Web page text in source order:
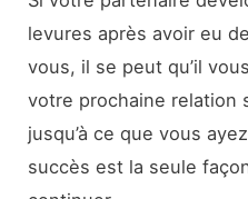
levures après avoir eu
vous, il se peut qu’il
votre prochaine relation
jusqu’à ce que vous
succès est la seule